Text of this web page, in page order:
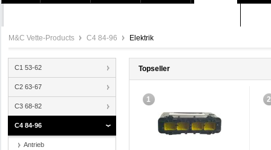
M&C Vette-Products C4 84-96 Elektrik
C1 53-62
C2 63-67
C3 68-82
C4 84-96
Antrieb
Topseller
1 2